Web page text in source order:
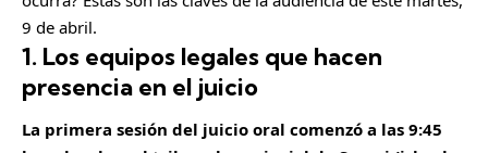
t
i
r
9 de abril.
1. Los equipos legales que hacen
presencia en el juicio
La primera sesión del juicio oral comenzó a las 9:45